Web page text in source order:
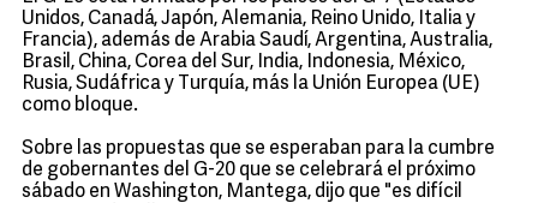
Unidos, Canadá, Japón, Alemania, Reino Unido, Italia y
Francia), además de Arabia Saudí, Argentina, Australia,
Brasil, China, Corea del Sur, India, Indonesia, México,
Rusia, Sudáfrica y Turquía, más la Unión Europea (UE)
como bloque.
Sobre las propuestas que se esperaban para la cumbre
de gobernantes del G-20 que se celebrará el próximo
sábado en Washington, Mantega, dijo que "es difícil